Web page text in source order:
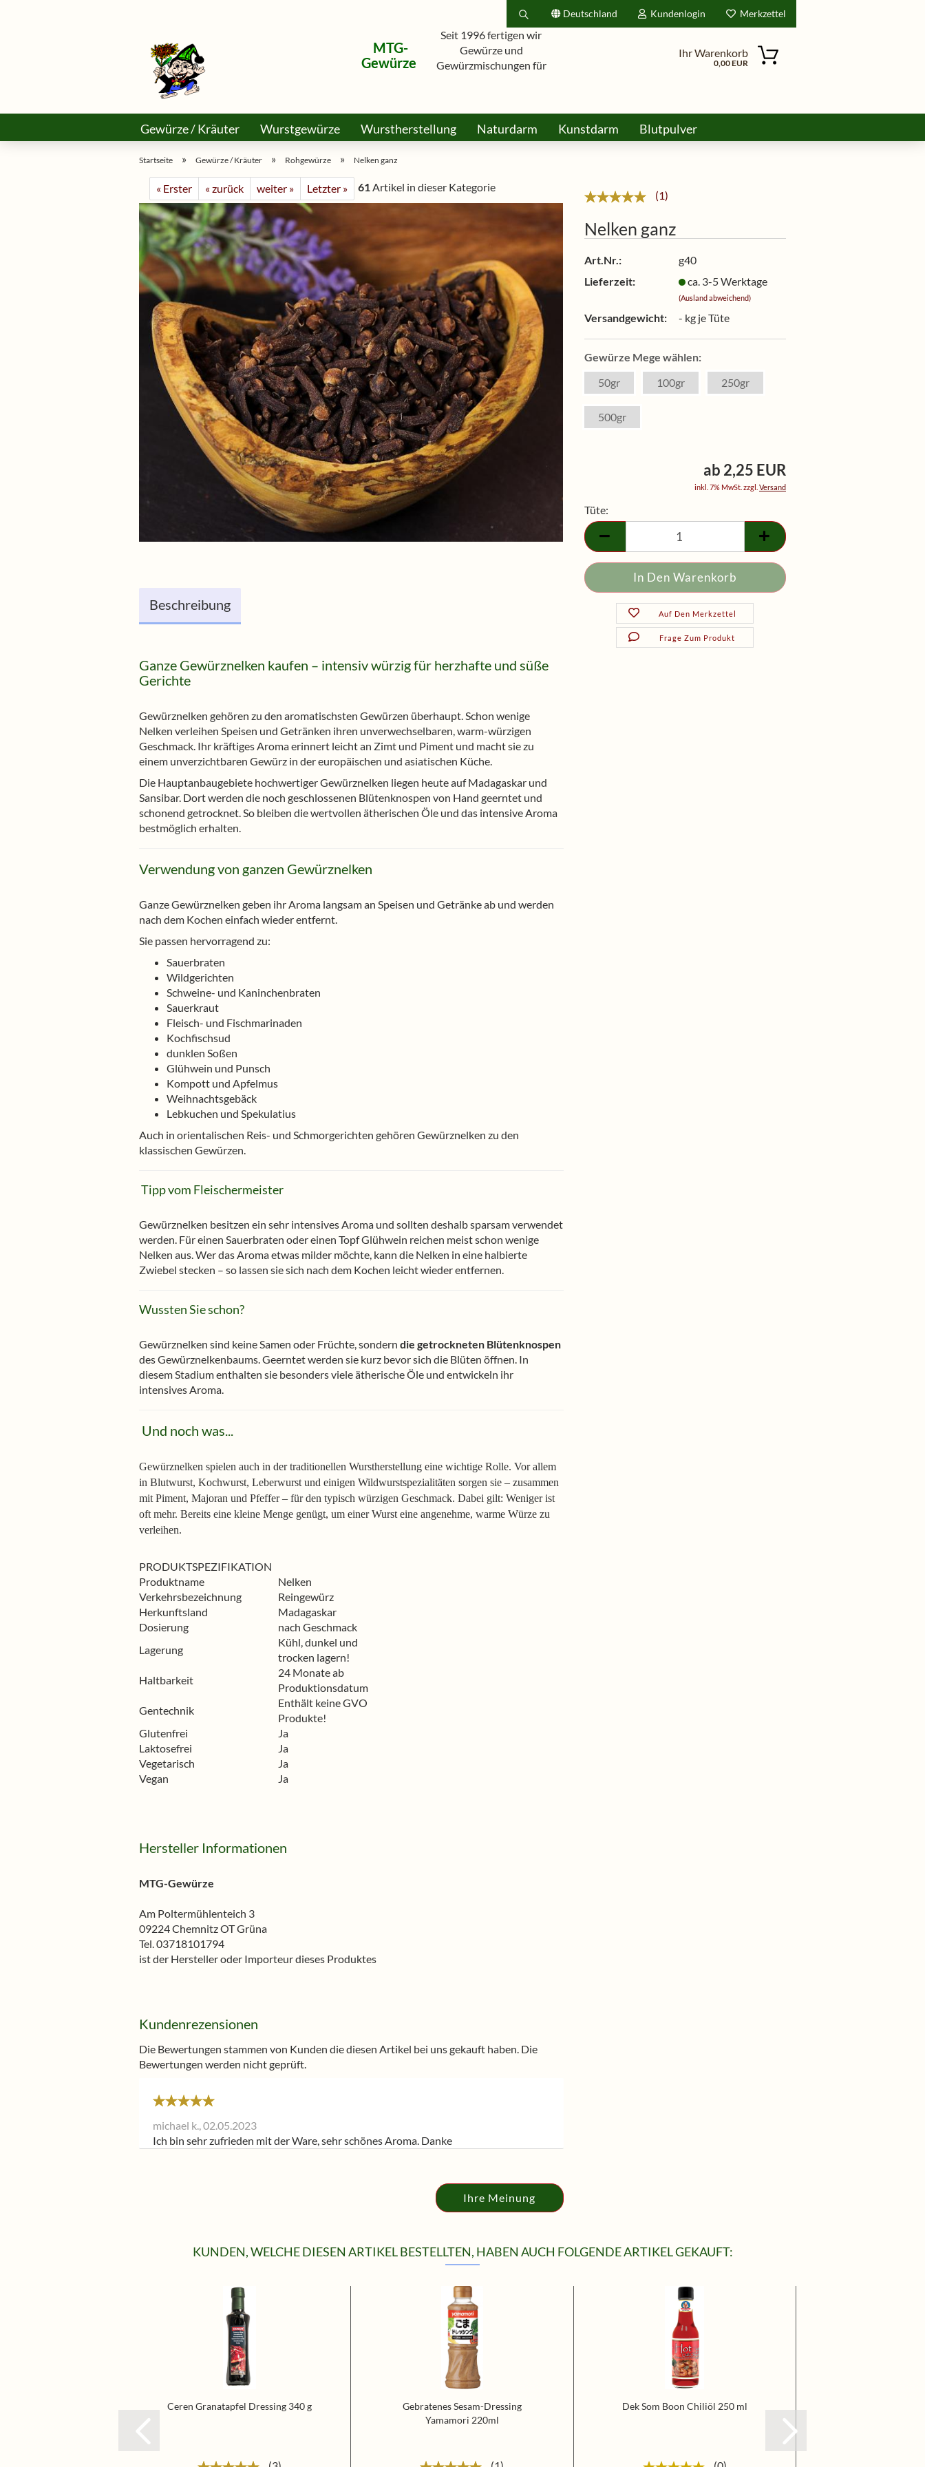
Deutschland
Lieferland
Kundenlogin
Passwort
Konto erstellen
Passwort vergessen?
Merkzettel
MTG-
Gewürze
Seit 1996 fertigen wir
Gewürze und
Gewürzmischungen für
Ihr Warenkorb
0,00 EUR
Gewürze / Kräuter Wurstgewürze Wurstherstellung Naturdarm Kunstdarm
Blutpulver
Käse Selber Machen
Asiamarkt Honig Bonbons & Lollis
Startseite » Gewürze / Kräuter » Rohgewürze » Nelken ganz
« Erster « zurück weiter » Letzter » 61Artikel in dieser Kategorie
1
Nelken ganz
Art.Nr.:
g40
Lieferzeit:
ca. 3-5 Werktage
(Ausland abweichend)
Versandgewicht: - kg je Tüte
Gewürze Mege wählen:
50gr
100gr 250gr
500gr
ab 2,25 EUR
inkl. 7% MwSt. zzgl. Versand
Tüte:
Tüte
Auf Den Merkzettel
Frage Zum Produkt
Beschreibung
Ganze Gewürznelken kaufen – intensiv würzig für herzhafte und süße
Gerichte
Gewürznelken gehören zu den aromatischsten Gewürzen überhaupt. Schon wenige
Nelken verleihen Speisen und Getränken ihren unverwechselbaren, warm-würzigen
Geschmack. Ihr kräftiges Aroma erinnert leicht an Zimt und Piment und macht sie zu
einem unverzichtbaren Gewürz in der europäischen und asiatischen Küche.
Die Hauptanbaugebiete hochwertiger Gewürznelken liegen heute auf Madagaskar und
Sansibar. Dort werden die noch geschlossenen Blütenknospen von Hand geerntet und
schonend getrocknet. So bleiben die wertvollen ätherischen Öle und das intensive Aroma
bestmöglich erhalten.
Verwendung von ganzen Gewürznelken
Ganze Gewürznelken geben ihr Aroma langsam an Speisen und Getränke ab und werden
nach dem Kochen einfach wieder entfernt.
Sie passen hervorragend zu:
Sauerbraten
Wildgerichten
Schweine- und Kaninchenbraten
Sauerkraut
Fleisch- und Fischmarinaden
Kochfischsud
dunklen Soßen
Glühwein und Punsch
Kompott und Apfelmus
Weihnachtsgebäck
Lebkuchen und Spekulatius
Auch in orientalischen Reis- und Schmorgerichten gehören Gewürznelken zu den
klassischen Gewürzen.
Tipp vom Fleischermeister
Gewürznelken besitzen ein sehr intensives Aroma und sollten deshalb sparsam verwendet
werden. Für einen Sauerbraten oder einen Topf Glühwein reichen meist schon wenige
Nelken aus. Wer das Aroma etwas milder möchte, kann die Nelken in eine halbierte
Zwiebel stecken – so lassen sie sich nach dem Kochen leicht wieder entfernen.
Wussten Sie schon?
Gewürznelken sind keine Samen oder Früchte, sondern die getrockneten Blütenknospen
des Gewürznelkenbaums. Geerntet werden sie kurz bevor sich die Blüten öffnen. In
diesem Stadium enthalten sie besonders viele ätherische Öle und entwickeln ihr
intensives Aroma.
Und noch was...
Gewürznelken spielen auch in der traditionellen Wurstherstellung eine wichtige Rolle. Vor allem
in Blutwurst, Kochwurst, Leberwurst und einigen Wildwurstspezialitäten sorgen sie – zusammen
mit Piment, Majoran und Pfeffer – für den typisch würzigen Geschmack. Dabei gilt: Weniger ist
oft mehr. Bereits eine kleine Menge genügt, um einer Wurst eine angenehme, warme Würze zu
verleihen.
PRODUKTSPEZIFIKATION
Produktname
Nelken
Verkehrsbezeichnung
Reingewürz
Herkunftsland
Madagaskar
Dosierung
nach Geschmack
Lagerung
Kühl, dunkel und
trocken lagern!
Haltbarkeit
24 Monate ab
Produktionsdatum
Gentechnik
Enthält keine GVO
Produkte!
Glutenfrei
Ja
Laktosefrei
Ja
Vegetarisch
Ja
Vegan
Ja
Hersteller Informationen
MTG-Gewürze
Am Poltermühlenteich 3
09224 Chemnitz OT Grüna
Tel. 03718101794
ist der Hersteller oder Importeur dieses Produktes
Kundenrezensionen
Die Bewertungen stammen von Kunden die diesen Artikel bei uns gekauft haben. Die
Bewertungen werden nicht geprüft.
michael k.,02.05.2023
Ich bin sehr zufrieden mit der Ware, sehr schönes Aroma. Danke
Ihre Meinung
KUNDEN, WELCHE DIESEN ARTIKEL BESTELLTEN, HABEN AUCH FOLGENDE ARTIKEL GEKAUFT:
Ceren Granatapfel Dressing 340 g
Gebratenes Sesam-Dressing
Yamamori 220ml
Dek Som Boon Chiliöl 250 ml